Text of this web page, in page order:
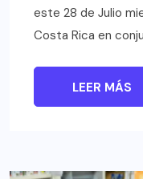
este 28 de Julio
Costa Rica en
LEER MÁS